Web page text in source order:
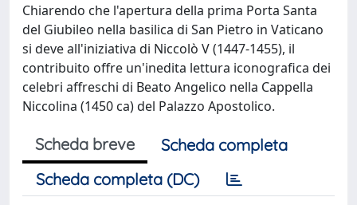
Chiarendo che l'apertura della prima Porta Santa
del Giubileo nella basilica di San Pietro in Vaticano
si deve all'iniziativa di Niccolò V (1447-1455), il
contribuito offre un'inedita lettura iconografica dei
celebri affreschi di Beato Angelico nella Cappella
Niccolina (1450 ca) del Palazzo Apostolico.
Scheda breve
Scheda completa
Scheda completa (DC)